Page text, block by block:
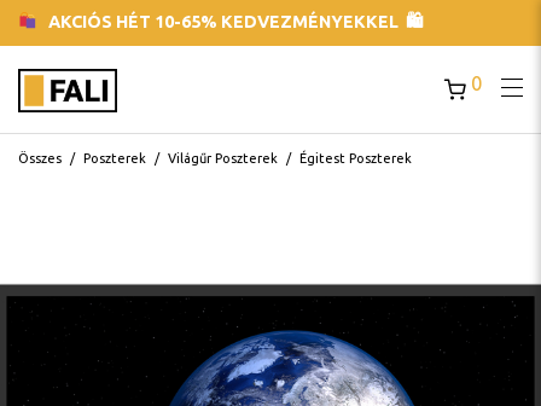
AKCIÓS HÉT 10-65% KEDVEZMÉNYEKKEL 🛍
0
Összes / Poszterek / Világűr Poszterek / Égitest Poszterek